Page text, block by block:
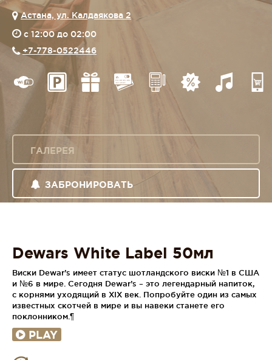
Астана, ул. Калдаякова 2
c 12:00 до 02:00
+7-778-0522446
ГАЛЕРЕЯ
ЗАБРОНИРОВАТЬ
Dewars White Label 50мл
Виски Dewar’s имеет статус шотландского виски №1 в США
и №6 в мире. Сегодня Dewar’s – это легендарный напиток,
с корнями уходящий в XIX век. Попробуйте один из самых
известных скотчей в мире и вы навеки станете его
поклонником.¶
PLAY